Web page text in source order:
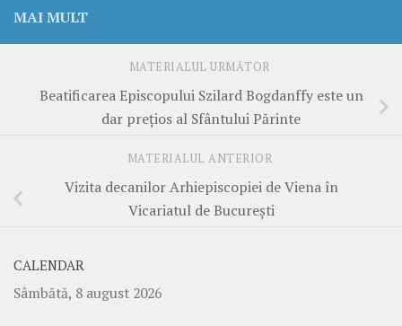
MAI MULT
MATERIALUL URMĂTOR
Beatificarea Episcopului Szilard Bogdanffy este un
dar preţios al Sfântului Părinte
MATERIALUL ANTERIOR
Vizita decanilor Arhiepiscopiei de Viena în
Vicariatul de Bucureşti
CALENDAR
Sâmbătă, 8 august 2026